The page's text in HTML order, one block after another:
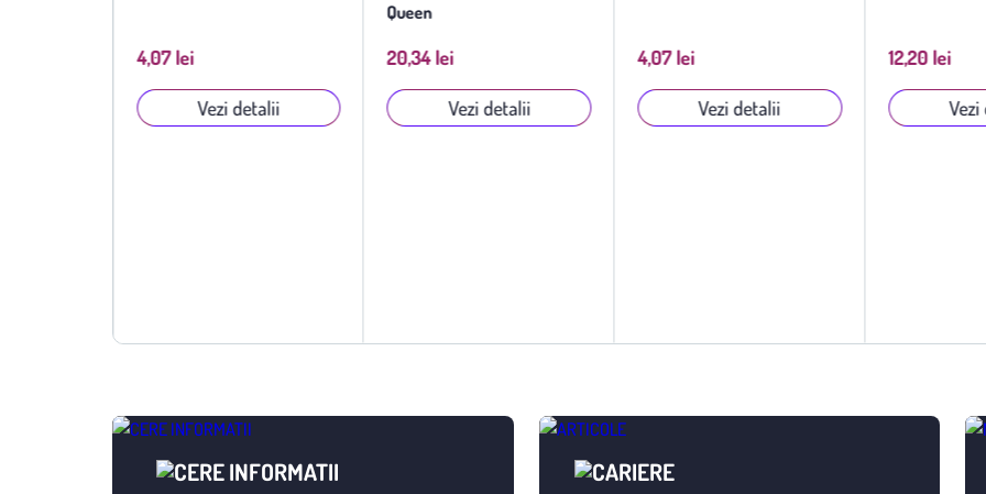
4,07 lei
Vezi detalii
Queen
20,34 lei
Vezi detalii
4,07 lei
Vezi detalii
12,20 lei